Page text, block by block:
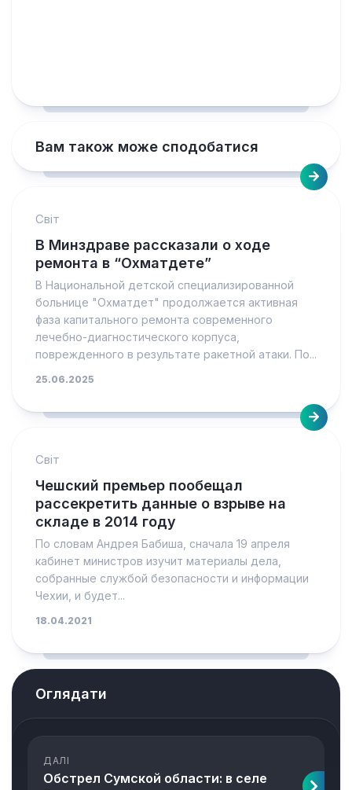
Вам також може сподобатися
Світ
В Минздраве рассказали о ходе
ремонта в “Охматдете”
В Национальной детской специализированной
больнице "Охматдет" продолжается активная
фаза капитального ремонта современного
лечебно-диагностического корпуса,
поврежденного в результате ракетной атаки. По...
25.06.2025
Світ
Чешский премьер пообещал
рассекретить данные о взрыве на
складе в 2014 году
По словам Андрея Бабиша, сначала 19 апреля
кабинет министров изучит материалы дела,
собранные службой безопасности и информации
Чехии, и будет...
18.04.2021
Оглядати
ДАЛІ
Обстрел Сумской области: в селе